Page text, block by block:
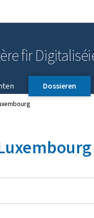
fir
Dossieren